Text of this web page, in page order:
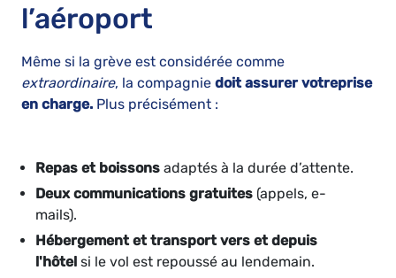
l’aéroport
Même si la grève est considérée comme
extraordinaire, la compagnie doit assurer votreprise
en charge. Plus précisément :
Repas et boissons adaptés à la durée d’attente.
Deux communications gratuites (appels, e-
mails).
Hébergement et transport vers et depuis
l'hôtel si le vol est repoussé au lendemain.